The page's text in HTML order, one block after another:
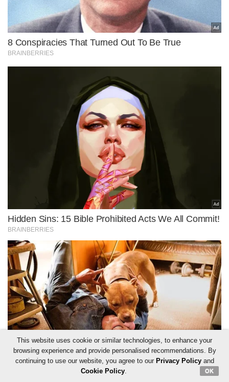
This website uses cookie or similar technologies, to enhance your
browsing experience and provide personalised recommendations. By
continuing to use our website, you agree to our Privacy Policyand
Cookie Policy. OK